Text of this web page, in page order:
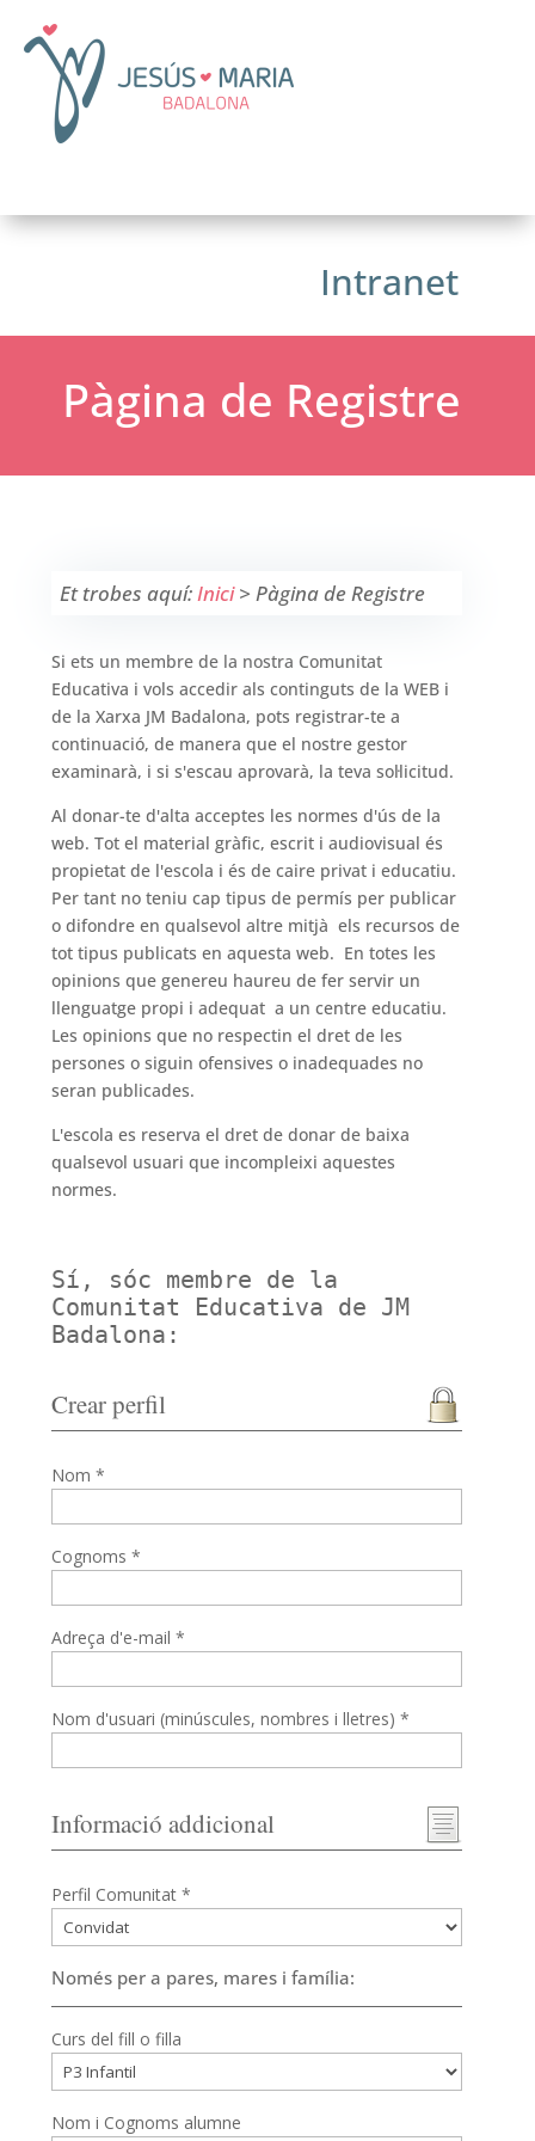
Intranet
Pàgina de Registre
Et trobes aquí:Inici> Pàgina de Registre
Si ets un membre de la nostra Comunitat
Educativa i vols accedir als continguts de la WEB i
de la Xarxa JM Badalona, pots registrar-te a
continuació, de manera que el nostre gestor
examinarà, i si s'escau aprovarà, la teva sol·licitud.
Al donar-te d'alta acceptes les normes d'ús de la
web. Tot el material gràfic, escrit i audiovisual és
propietat de l'escola i és de caire privat i educatiu.
Per tant no teniu cap tipus de permís per publicar
o difondre en qualsevol altre mitjà els recursos de
tot tipus publicats en aquesta web. En totes les
opinions que genereu haureu de fer servir un
llenguatge propi i adequat a un centre educatiu.
Les opinions que no respectin el dret de les
persones o siguin ofensives o inadequades no
seran publicades.
L'escola es reserva el dret de donar de baixa
qualsevol usuari que incompleixi aquestes
normes.
Sí, sóc membre de la
Comunitat Educativa de JM
Badalona:
Crear perfil
Nom *
Cognoms *
Adreça d'e-mail *
Nom d'usuari (minúscules, nombres i lletres) *
Informació addicional
Perfil Comunitat *
Només per a pares, mares i família:
Curs del fill o filla
Nom i Cognoms alumne